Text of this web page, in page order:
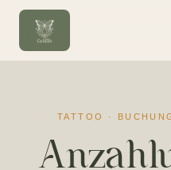
TATTOO ·